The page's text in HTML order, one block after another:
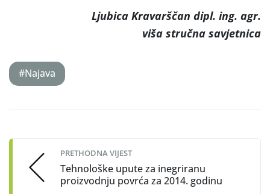
Ljubica Kravarščan dipl. ing. agr.
viša stručna savjetnica
#Najava
navigation
PRETHODNA VIJEST
Tehnološke upute za inegriranu
proizvodnju povrća za 2014. godinu